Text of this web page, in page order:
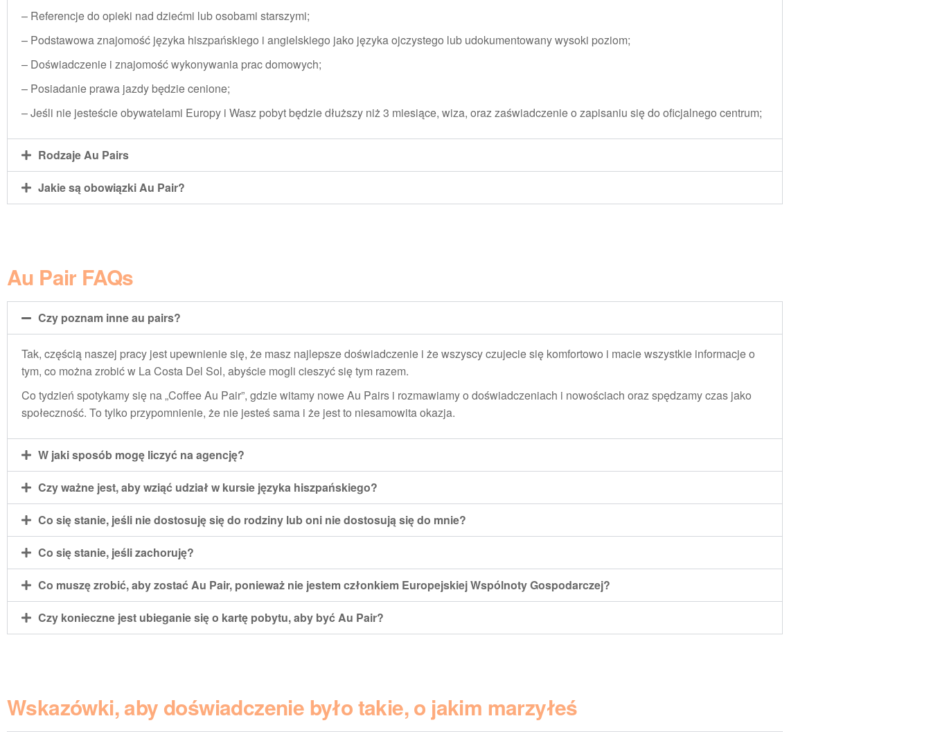
– Referencje do opieki nad dziećmi lub osobami starszymi;
– Podstawowa znajomość języka hiszpańskiego i angielskiego jako języka ojczystego lub udokumentowany wysoki poziom;
– Doświadczenie i znajomość wykonywania prac domowych;
– Posiadanie prawa jazdy będzie cenione;
– Jeśli nie jesteście obywatelami Europy i Wasz pobyt będzie dłuższy niż 3 miesiące, wiza, oraz zaświadczenie o zapisaniu się do oficjalnego centrum;
Rodzaje Au Pairs
Jakie są obowiązki Au Pair?
Au Pair FAQs
Czy poznam inne au pairs?
Tak, częścią naszej pracy jest upewnienie się, że masz najlepsze doświadczenie i że wszyscy czujecie się komfortowo i macie wszystkie informacje o
tym, co można zrobić w La Costa Del Sol, abyście mogli cieszyć się tym razem.
Co tydzień spotykamy się na „Coffee Au Pair”, gdzie witamy nowe Au Pairs i rozmawiamy o doświadczeniach i nowościach oraz spędzamy czas jako
społeczność. To tylko przypomnienie, że nie jesteś sama i że jest to niesamowita okazja.
W jaki sposób mogę liczyć na agencję?
Czy ważne jest, aby wziąć udział w kursie języka hiszpańskiego?
Co się stanie, jeśli nie dostosuję się do rodziny lub oni nie dostosują się do mnie?
Co się stanie, jeśli zachoruję?
Co muszę zrobić, aby zostać Au Pair, ponieważ nie jestem członkiem Europejskiej Wspólnoty Gospodarczej?
Czy konieczne jest ubieganie się o kartę pobytu, aby być Au Pair?
Wskazówki, aby doświadczenie było takie, o jakim marzyłeś